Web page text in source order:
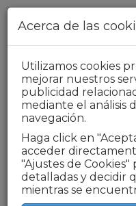
Pasar al contenido
+34 976 218
Acerca de las
Utilizamos cookies
mejorar nuestros
publicidad
mediante el análisis
navegación.
Haga click en
acceder
"Ajustes de Cookies"
detalladas y decidir
mientras se